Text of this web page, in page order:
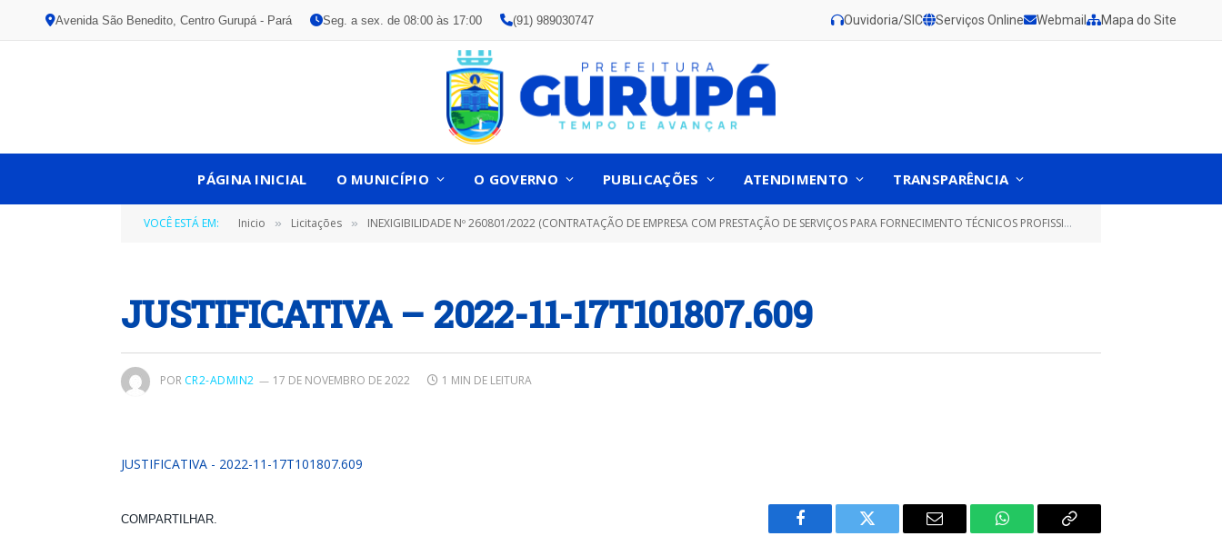
Avenida São Benedito, Centro Gurupá - Pará Seg. a sex. de 08:00 às 17:00 (91) 989030747 Ouvidoria/SIC Serviços Online Webmail Mapa do Site
PÁGINA INICIAL O MUNICÍPIO O GOVERNO PUBLICAÇÕES ATENDIMENTO TRANSPARÊNCIA
VOCÊ ESTÁ EM: Inicio » Licitações » INEXIGIBILIDADE Nº 260801/2022 (CONTRATAÇÃO DE EMPRESA COM PRESTAÇÃO DE SERVIÇOS PARA FORNECIMENTO TÉCNICOS PROFISSIONAIS ESPECIALIZADOS NA CONSULTORIA E ASSESSORIA ADVOCATÍCIA PARA SECRETARIA MUNICIPAL DE EDUCAÇÃO DE GURUPÁ/PA)
JUSTIFICATIVA – 2022-11-17T101807.609
POR CR2-ADMIN2 17 DE NOVEMBRO DE 2022 1 MIN DE LEITURA
JUSTIFICATIVA - 2022-11-17T101807.609
COMPARTILHAR.
Facebook Twitter
E-
WhatsAppCopiar